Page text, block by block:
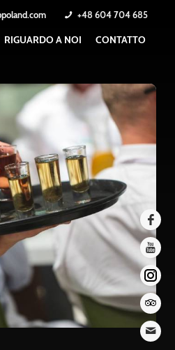
+48 604 704 685
RIGUARDO A NOI CONTATTO